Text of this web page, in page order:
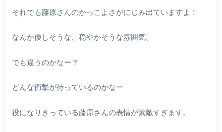
それでも藤原さんのかっこよさがにじみ出ていますよ！
なんか優しそうな、穏やかそうな雰囲気。
でも違うのかなー？
どんな衝撃が待っているのかなー
役になりきっている藤原さんの表情が素敵すぎます。